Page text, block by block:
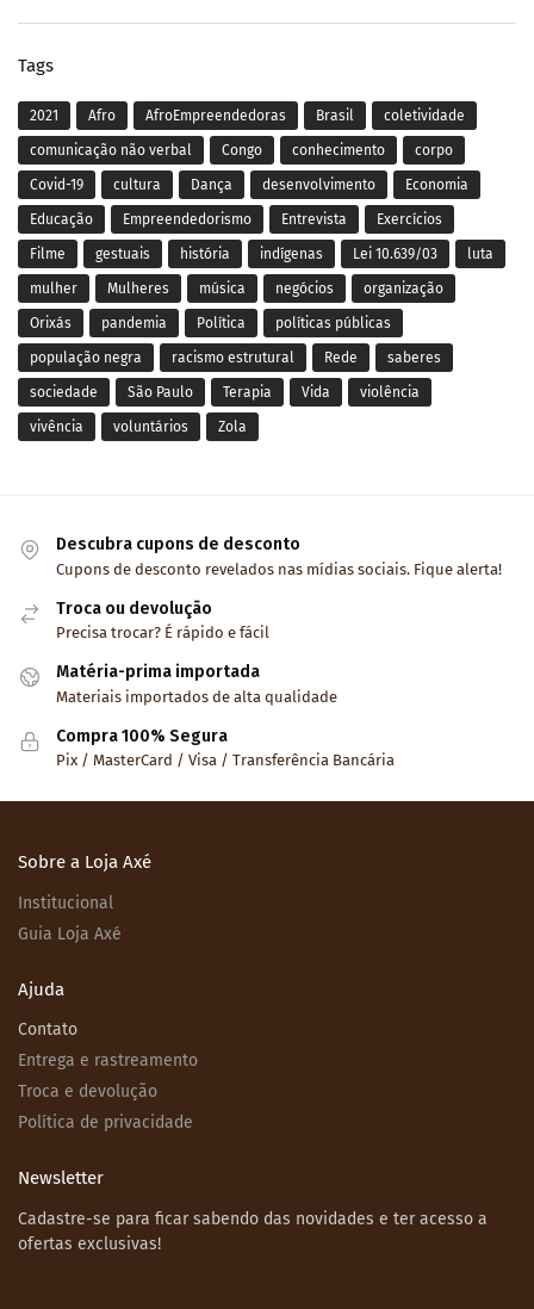
Tags
2021 Afro AfroEmpreendedoras Brasil coletividade
comunicação não verbal Congo conhecimento corpo
Covid-19 cultura Dança desenvolvimento Economia
Educação Empreendedorismo Entrevista Exercícios
Filme gestuais história indígenas Lei 10.639/03 luta
mulher Mulheres música negócios organização
Orixás pandemia Política políticas públicas
população negra racismo estrutural Rede saberes
sociedade São Paulo Terapia Vida violência
vivência voluntários Zola
Descubra cupons de desconto
Cupons de desconto revelados nas mídias sociais. Fique alerta!
Troca ou devolução
Precisa trocar? É rápido e fácil
Matéria-prima importada
Materiais importados de alta qualidade
Compra 100% Segura
Pix / MasterCard / Visa / Transferência Bancária
Sobre a Loja Axé
Institucional
Guia Loja Axé
Ajuda
Contato
Entrega e rastreamento
Troca e devolução
Política de privacidade
Newsletter
Cadastre-se para ficar sabendo das novidades e ter acesso a
ofertas exclusivas!